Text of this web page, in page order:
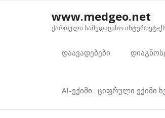
www.medgeo.net
ქართული სამედიცინო ინტერნეტ-
დაავადებები
AI-ექიმი . ციფრული